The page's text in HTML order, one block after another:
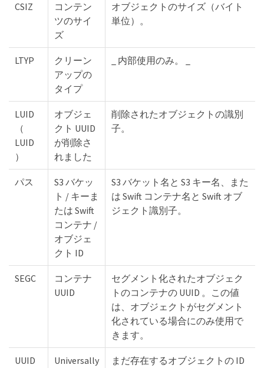
CSIZ
コンテン
ツのサイ
ズ
オブジェクトのサイズ（バイト
単位）。
LTYP
クリーン
アップの
タイプ
_ 内部使用のみ。 _
LUID
（
LUID
）
オブジェ
クト UUID
が削除さ
れました
削除されたオブジェクトの識別
子。
パス
S3 バケッ
ト / キーま
たは Swift
コンテナ /
オブジェ
クト ID
S3 バケット名と S3 キー名、また
は Swift コンテナ名と Swift オブ
ジェクト識別子。
SEGC
コンテナ
UUID
セグメント化されたオブジェク
トのコンテナの UUID 。この値
は、オブジェクトがセグメント
化されている場合にのみ使用で
きます。
UUID
Universally
まだ存在するオブジェクトの ID